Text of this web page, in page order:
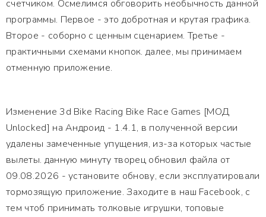
счетчиком. Осмелимся обговорить необычность данной
программы. Первое - это добротная и крутая графика.
Второе - соборно с ценным сценарием. Третье -
практичными схемами кнопок. далее, мы принимаем
отменную приложение.
Изменение 3d Bike Racing Bike Race Games [МОД
Unlocked] на Андроид - 1.4.1, в полученной версии
удалены замеченные упущения, из-за которых частые
вылеты. данную минуту творец обновил файла от
09.08.2026 - установите обнову, если эксплуатировали
тормозящую приложение. Заходите в наш Facebook, с
тем чтоб принимать толковые игрушки, топовые